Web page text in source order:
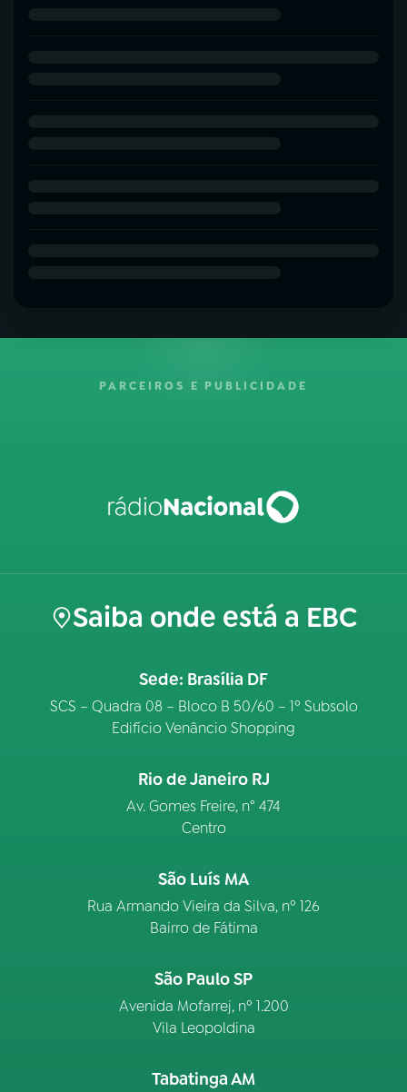
PARCEIROS E PUBLICIDADE
Saiba onde está a EBC
Sede: Brasília DF
SCS – Quadra 08 – Bloco B 50/60 – 1º Subsolo
Edifício Venâncio Shopping
Rio de Janeiro RJ
Av. Gomes Freire, n° 474
Centro
São Luís MA
Rua Armando Vieira da Silva, nº 126
Bairro de Fátima
São Paulo SP
Avenida Mofarrej, nº 1.200
Vila Leopoldina
Tabatinga AM